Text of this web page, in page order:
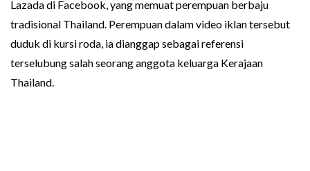
Lazada di Facebook, yang memuat perempuan berbaju
tradisional Thailand. Perempuan dalam video iklan tersebut
duduk di kursi roda, ia dianggap sebagai referensi
terselubung salah seorang anggota keluarga Kerajaan
Thailand.